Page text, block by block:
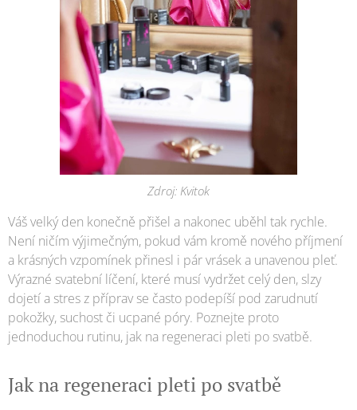
Zdroj: Kvitok
Váš velký den konečně přišel a nakonec uběhl tak rychle.
Není ničím výjimečným, pokud vám kromě nového příjmení
a krásných vzpomínek přinesl i pár vrásek a unavenou pleť.
Výrazné svatební líčení, které musí vydržet celý den, slzy
dojetí a stres z příprav se často podepíší pod zarudnutí
pokožky, suchost či ucpané póry. Poznejte proto
jednoduchou rutinu, jak na regeneraci pleti po svatbě.
Jak na regeneraci pleti po svatbě